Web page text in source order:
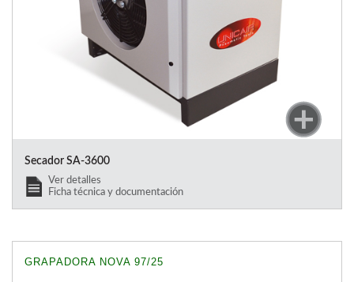
Secador SA-3600
Ver detalles
Ficha técnica y documentación
GRAPADORA NOVA 97/25